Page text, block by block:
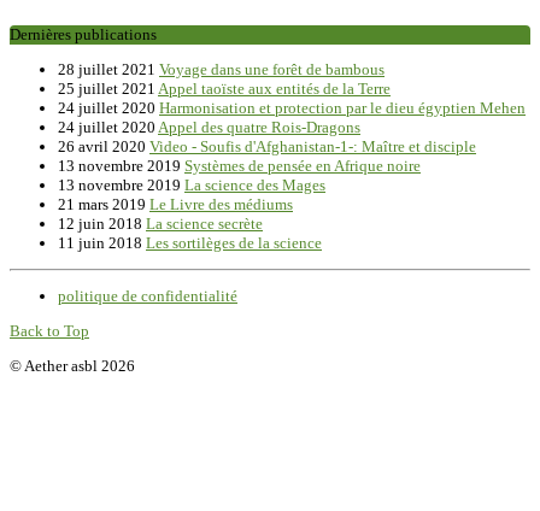
Dernières publications
28 juillet 2021 Voyage dans une forêt de bambous
25 juillet 2021 Appel taoïste aux entités de la Terre
24 juillet 2020 Harmonisation et protection par le dieu égyptien Mehen
24 juillet 2020 Appel des quatre Rois-Dragons
26 avril 2020 Video - Soufis d'Afghanistan-1-: Maître et disciple
13 novembre 2019 Systèmes de pensée en Afrique noire
13 novembre 2019 La science des Mages
21 mars 2019 Le Livre des médiums
12 juin 2018 La science secrète
11 juin 2018 Les sortilèges de la science
politique de confidentialité
Back to Top
© Aether asbl 2026